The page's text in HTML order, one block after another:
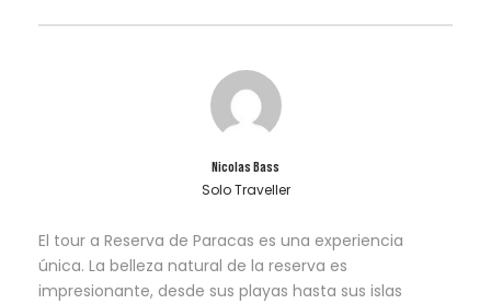
Nicolas Bass
Solo Traveller
El tour a Reserva de Paracas es una experiencia
única. La belleza natural de la reserva es
impresionante, desde sus playas hasta sus islas